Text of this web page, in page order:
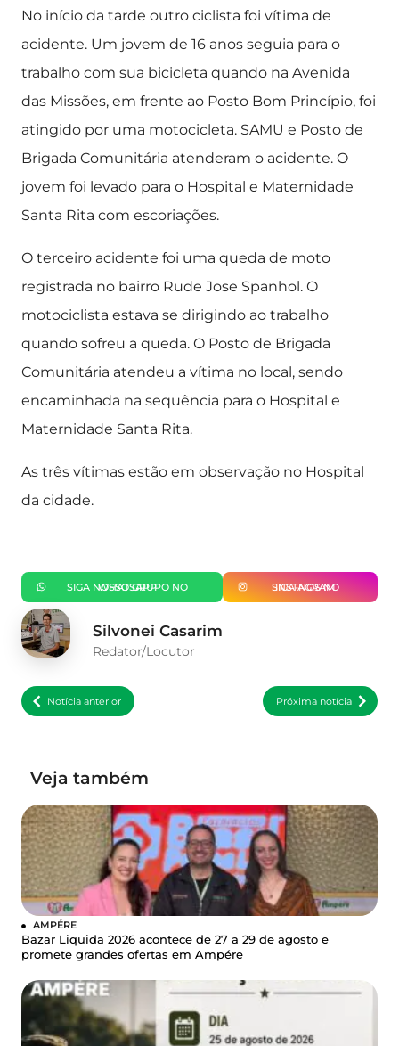
No início da tarde outro ciclista foi vítima de
acidente. Um jovem de 16 anos seguia para o
trabalho com sua bicicleta quando na Avenida
das Missões, em frente ao Posto Bom Princípio, foi
atingido por uma motocicleta. SAMU e Posto de
Brigada Comunitária atenderam o acidente. O
jovem foi levado para o Hospital e Maternidade
Santa Rita com escoriações.
O terceiro acidente foi uma queda de moto
registrada no bairro Rude Jose Spanhol. O
motociclista estava se dirigindo ao trabalho
quando sofreu a queda. O Posto de Brigada
Comunitária atendeu a vítima no local, sendo
encaminhada na sequência para o Hospital e
Maternidade Santa Rita.
As três vítimas estão em observação no Hospital
da cidade.
SIGA NOSSO GRUPO NO WHATSAPP SIGA-NOS NO INSTAGRAM
Silvonei Casarim
Redator/Locutor
Notícia anterior Próxima notícia
Veja também
AMPÉRE
Bazar Liquida 2026 acontece de 27 a 29 de agosto e
promete grandes ofertas em Ampére